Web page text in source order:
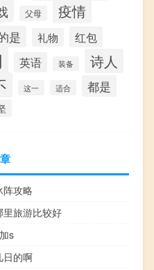
父母 疫情
是 礼物 红包
英语 装备 诗人
这一 适合 都是
阵攻略
里旅游比较好
s
日的啊